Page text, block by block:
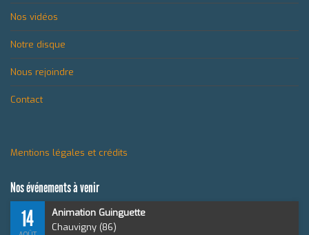
Nos vidéos
Notre disque
Nous rejoindre
Contact
Mentions légales et crédits
Nos événements à venir
14
Animation Guinguette
Chauvigny (86)